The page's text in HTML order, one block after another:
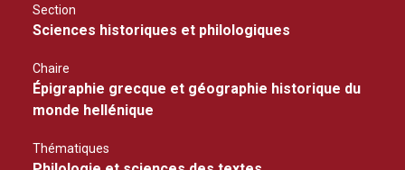
Section
Sciences historiques et philologiques
Chaire
Épigraphie grecque et géographie historique du
monde hellénique
Thématiques